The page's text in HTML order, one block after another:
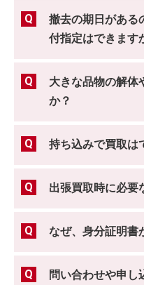
撤去の期日がある
付指定はできます
大きな品物の解体
か？
持ち込みで買取は
出張買取時に必要
なぜ、身分証明書
問い合わせや申し